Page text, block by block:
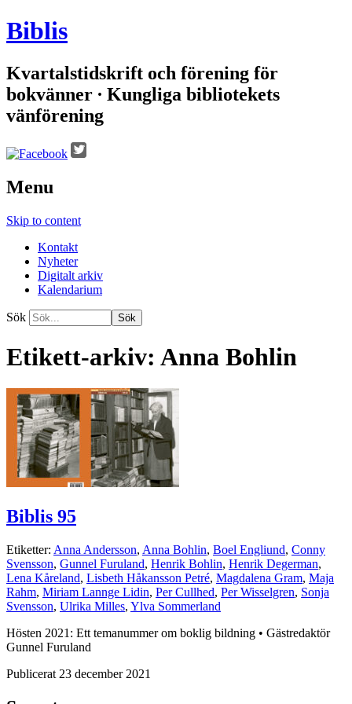
Biblis
Kvartalstidskrift och förening för
bokvänner ∙ Kungliga bibliotekets
vänförening
Menu
Skip to content
Kontakt
Nyheter
Digitalt arkiv
Kalendarium
Sök
Etikett-arkiv: Anna Bohlin
Biblis 95
Etiketter: Anna Andersson, Anna Bohlin, Boel Engliund, Conny
Svensson, Gunnel Furuland, Henrik Bohlin, Henrik Degerman,
Lena Kåreland, Lisbeth Håkansson Petré, Magdalena Gram, Maja
Rahm, Miriam Lannge Lidin, Per Cullhed, Per Wisselgren, Sonja
Svensson, Ulrika Milles, Ylva Sommerland
Hösten 2021: Ett temanummer om boklig bildning • Gästredaktör
Gunnel Furuland
Publicerat 23 december 2021